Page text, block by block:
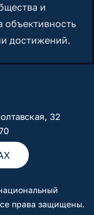
и
достижений.
32
права защищены.